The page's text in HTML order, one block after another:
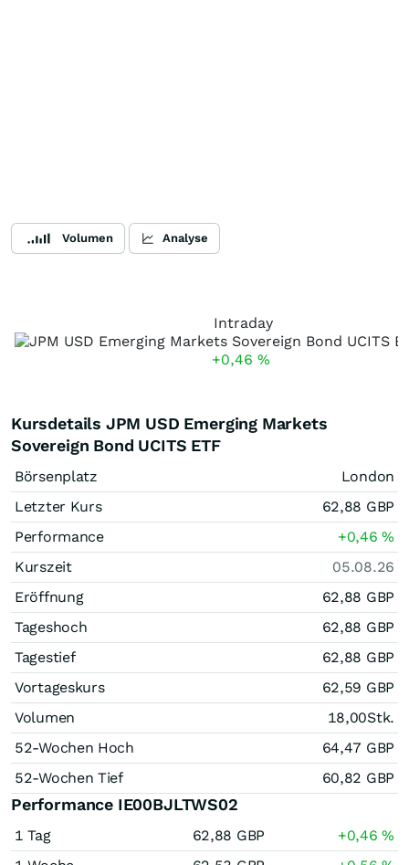
Volumen Analyse
Intraday
+0,46 %
Kursdetails JPM USD Emerging Markets
Sovereign Bond UCITS ETF
Börsenplatz
London
Letzter Kurs
62,88 GBP
Performance
+0,46%
Kurszeit
05.08.26
Eröffnung
62,88 GBP
Tageshoch
62,88 GBP
Tagestief
62,88 GBP
Vortageskurs
62,59 GBP
Volumen
18,00Stk.
52-Wochen Hoch
64,47 GBP
52-Wochen Tief
60,82 GBP
Performance IE00BJLTWS02
1 Tag 62,88 GBP +0,46%